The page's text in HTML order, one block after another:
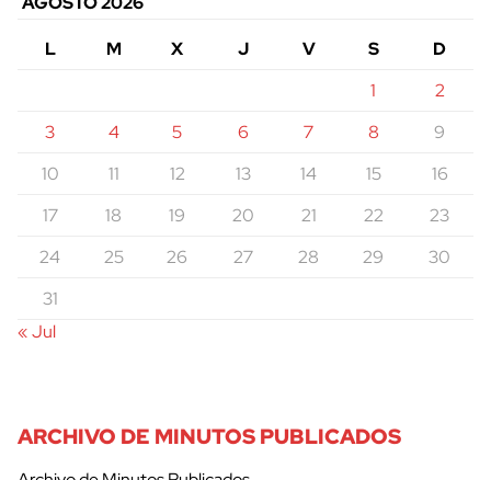
L
M X J V S
D
1
2
3
4 5 6 7 8
9
10
11 12 13 14 15
16
17
18 19 20 21 22
23
24
25 26 27 28 29
30
31
« Jul
ARCHIVO DE MINUTOS PUBLICADOS